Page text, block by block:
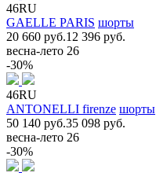
46RU
GAELLE PARIS шорты
20 660 руб.12 396 руб.
весна-лето 26
-30%
46RU
ANTONELLI firenze шорты
50 140 руб.35 098 руб.
весна-лето 26
-30%